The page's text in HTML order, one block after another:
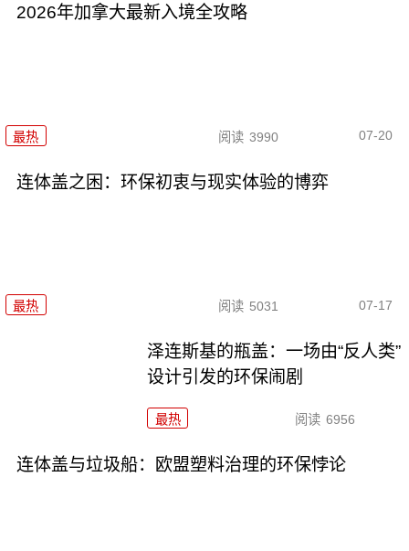
2026年加拿大最新入境全攻略
最热 阅读 3990 07-20
连体盖之困：环保初衷与现实体验的博弈
最热 阅读 5031 07-17
泽连斯基的瓶盖：一场由“反人类”
设计引发的环保闹剧
最热 阅读 6956
连体盖与垃圾船：欧盟塑料治理的环保悖论